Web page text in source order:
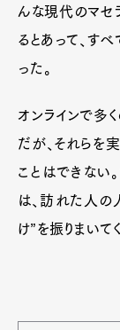
んな現代のマセ
るとあって、す
った。
オンラインで多
だが、それらを
ことはできない
は、訪れた人の
け”を振りまいて